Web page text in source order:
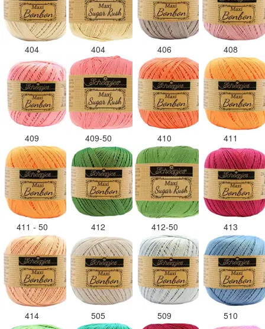
404 404 406 408
409 409-50 410 411
411 - 50 412 412-50 413
414 505 509 510